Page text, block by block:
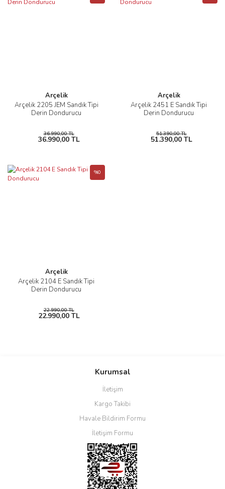
Arçelik
Arçelik 2205 JEM Sandık Tipi
Derin Dondurucu
36.990,00 TL
36.990,00 TL
Arçelik
Arçelik 2451 E Sandık Tipi
Derin Dondurucu
51.390,00 TL
51.390,00 TL
Arçelik
Arçelik 2104 E Sandık Tipi
Derin Dondurucu
%0
22.990,00 TL
22.990,00 TL
Kurumsal
İletişim
Kargo Takibi
Havale Bildirim Formu
İletişim Formu